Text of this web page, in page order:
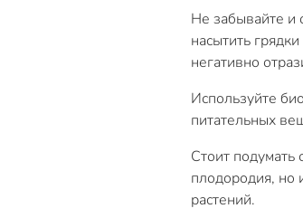
Не забывайте и
насытить
негативно
Используйте
питательных
Стоит подумать
плодородия, но
растений.